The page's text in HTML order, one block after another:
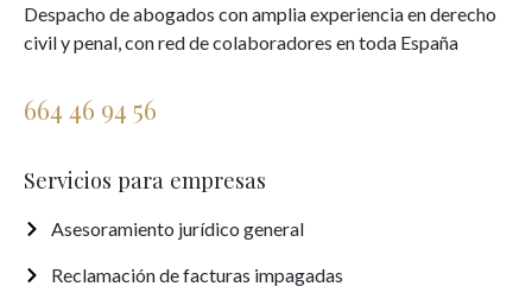
Despacho de abogados con amplia experiencia en derecho
civil y penal, con red de colaboradores en toda España
664 46 94 56
Servicios para empresas
Asesoramiento jurídico general
Reclamación de facturas impagadas